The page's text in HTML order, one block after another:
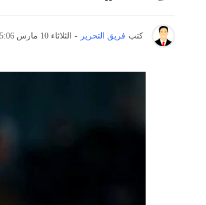
كتب فريق التحرير - الثلاثاء 10 مارس 5:06 م